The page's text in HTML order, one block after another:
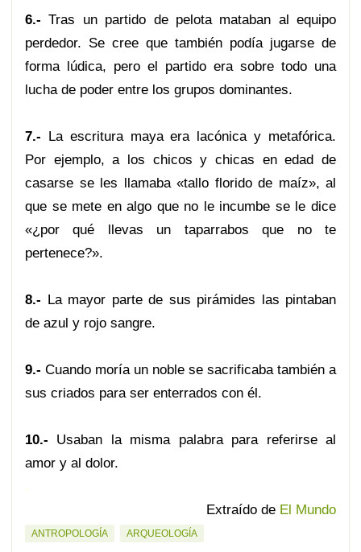
6.- Tras un partido de pelota mataban al equipo
perdedor. Se cree que también podía jugarse de
forma lúdica, pero el partido era sobre todo una
lucha de poder entre los grupos dominantes.
7.- La escritura maya era lacónica y metafórica.
Por ejemplo, a los chicos y chicas en edad de
casarse se les llamaba «tallo florido de maíz», al
que se mete en algo que no le incumbe se le dice
«¿por qué llevas un taparrabos que no te
pertenece?».
8.- La mayor parte de sus pirámides las pintaban
de azul y rojo sangre.
9.- Cuando moría un noble se sacrificaba también a
sus criados para ser enterrados con él.
10.- Usaban la misma palabra para referirse al
amor y al dolor.
.
Extraído de El Mundo
ANTROPOLOGÍA ARQUEOLOGÍA